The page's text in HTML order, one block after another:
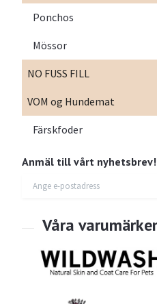
Ponchos
Mössor
NO FUSS FILL
VOM og Hundemat
Färskfoder
Anmäl till vårt nyhetsbrev!